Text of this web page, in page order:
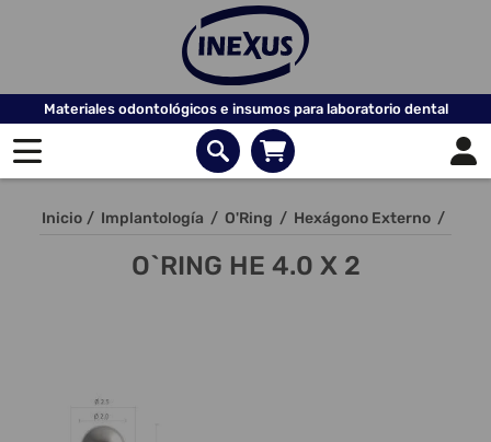
Materiales odontológicos e insumos para laboratorio dental
Inicio / Implantología / O'Ring / Hexágono Externo /
O`RING HE 4.0 X 2